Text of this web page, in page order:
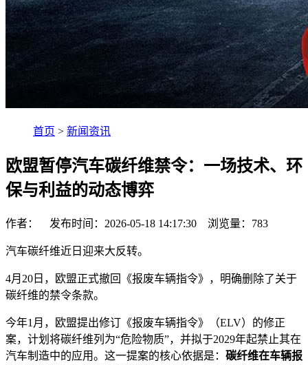
首页 > 新闻资讯
欧盟暂停汽车碳纤维禁令：一场技术、环
保与利益的动态博弈
作者： 发布时间：2026-05-18 14:17:30 浏览量： 783
汽车碳纤维近日迎来大反转。
4月20日，欧盟正式撤回《报废车辆指令》，明确删除了关于
碳纤维的禁令条款。
今年1月，欧盟提出修订《报废车辆指令》（ELV）的修正
案，计划将碳纤维列为“危险物质”，并拟于2029年起禁止其在
汽车制造中的应用。这一提案的核心依据是： 碳纤维在车辆报